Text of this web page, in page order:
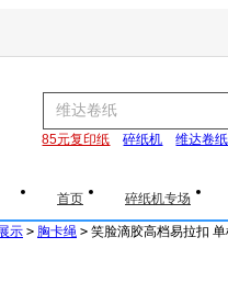
85元复印纸 碎纸机 维达卷纸
首页 碎纸机专场
示 > 胸卡绳 > 笑脸滴胶高档易拉扣